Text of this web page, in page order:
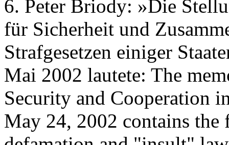
6. Peter Briody: »Die
für Sicherheit und
Strafgesetzen einiger
Mai 2002 lautete: The
Security and Cooperation
May 24, 2002 contains